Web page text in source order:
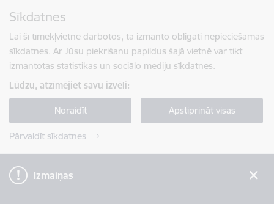
Sīkdatnes
Lai šī tīmekļvietne darbotos, tā izmanto obligāti nepieciešamās
sīkdatnes. Ar Jūsu piekrišanu papildus šajā vietnē var tikt
izmantotas statistikas un sociālo mediju sīkdatnes.
Lūdzu, atzīmējiet savu izvēli:
Noraidīt Apstiprināt visas
Pārvaldīt sīkdatnes
Izmaiņas